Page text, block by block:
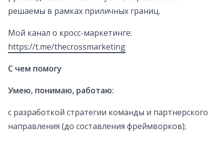
решаемы в рамках приличных границ.
Мой канал о кросс-маркетинге:
https://t.me/thecrossmarketing
С чем помогу
Умею, понимаю, работаю:
с разработкой стратегии команды и партнерского
направления (до составления фреймворков);